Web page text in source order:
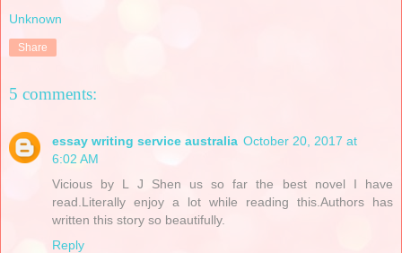
Unknown
Share
5 comments:
essay writing service australia October 20, 2017 at
6:02 AM
Vicious by L J Shen us so far the best novel I have
read.Literally enjoy a lot while reading this.Authors has
written this story so beautifully.
Reply